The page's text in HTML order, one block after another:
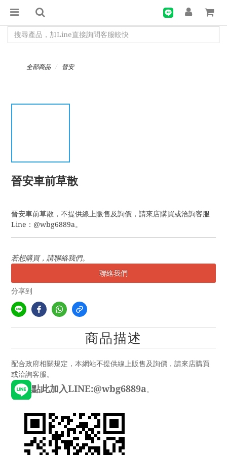
全部商品 晉安
晉安車前草散
晉安車前草散，不提供線上販售及詢價，請來店購買或洽詢客服
Line：@wbg6889a。
若想購買，請聯絡我們。
聯絡我們
分享到
商品描述
配合政府相關規定，本網站不提供線上販售及詢價，請來店購買
或洽詢客服。
點此加入LINE:@wbg6889a。